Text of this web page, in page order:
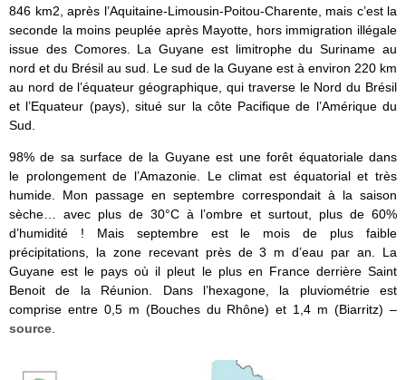
846 km2, après l’Aquitaine-Limousin-Poitou-Charente, mais c’est la
seconde la moins peuplée après Mayotte, hors immigration illégale
issue des Comores. La Guyane est limitrophe du Suriname au
nord et du Brésil au sud. Le sud de la Guyane est à environ 220 km
au nord de l’équateur géographique, qui traverse le Nord du Brésil
et l’Equateur (pays), situé sur la côte Pacifique de l’Amérique du
Sud.
98% de sa surface de la Guyane est une forêt équatoriale dans
le prolongement de l’Amazonie. Le climat est équatorial et très
humide. Mon passage en septembre correspondait à la saison
sèche… avec plus de 30°C à l’ombre et surtout, plus de 60%
d’humidité ! Mais septembre est le mois de plus faible
précipitations, la zone recevant près de 3 m d’eau par an. La
Guyane est le pays où il pleut le plus en France derrière Saint
Benoit de la Réunion. Dans l’hexagone, la pluviométrie est
comprise entre 0,5 m (Bouches du Rhône) et 1,4 m (Biarritz) –
source